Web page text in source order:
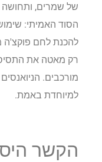
של שמרים, ותחושה
הסוד האמיתי:
להכנת לחם פוקצ'ה
רק מאטה את
מורכבים.
למיוחדת באמת.
הקשר